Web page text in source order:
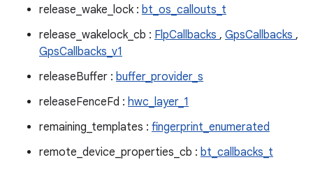
release_wake_lock : bt_os_callouts_t
release_wakelock_cb : FlpCallbacks , GpsCallbacks ,
GpsCallbacks_v1
releaseBuffer : buffer_provider_s
releaseFenceFd : hwc_layer_1
remaining_templates : fingerprint_enumerated
remote_device_properties_cb : bt_callbacks_t